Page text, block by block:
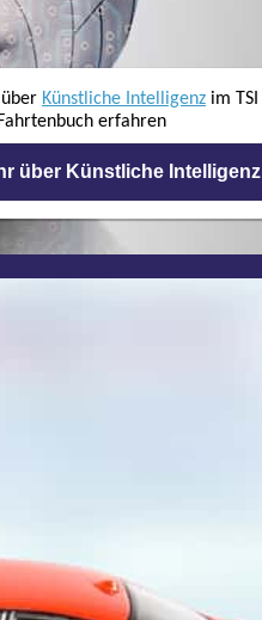
Künstliche Intelligenz im TSI
erfahren
über Künstliche Intelligenz